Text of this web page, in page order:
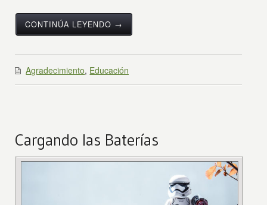
CONTINÚA LEYENDO →
Agradecimiento, Educación
Cargando las Baterías